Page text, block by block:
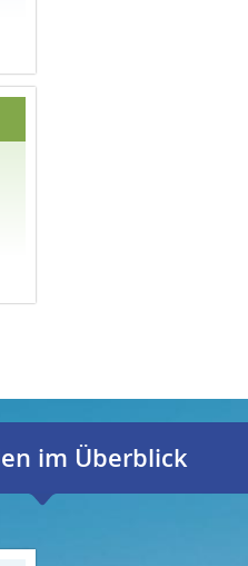
im Überblick